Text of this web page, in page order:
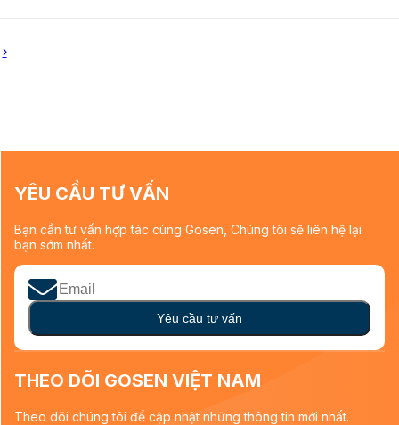
›
YÊU CẦU TƯ VẤN
Bạn cần tư vấn hợp tác cùng Gosen, Chúng tôi sẽ liên hệ lại
bạn sớm nhất.
Yêu cầu tư vấn
THEO DÕI GOSEN VIỆT NAM
Theo dõi chúng tôi để cập nhật những thông tin mới nhất.